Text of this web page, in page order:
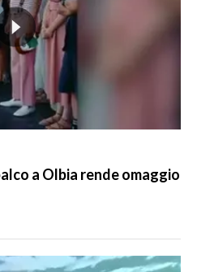
a Olbia rende omaggio